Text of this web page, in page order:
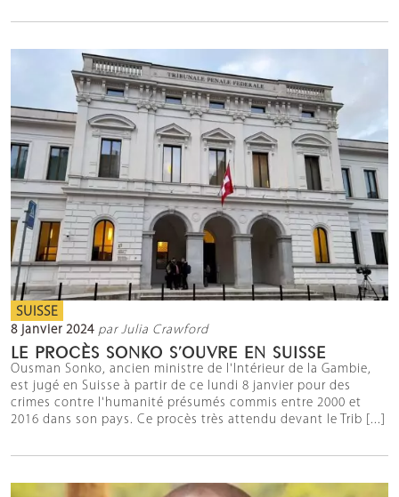
SUISSE
8 janvier 2024 par Julia Crawford
LE PROCÈS SONKO S’OUVRE EN SUISSE
Ousman Sonko, ancien ministre de l'Intérieur de la Gambie,
est jugé en Suisse à partir de ce lundi 8 janvier pour des
crimes contre l'humanité présumés commis entre 2000 et
2016 dans son pays. Ce procès très attendu devant le Trib [...]